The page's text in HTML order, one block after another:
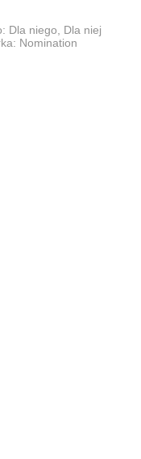
Dla niego, Dla niej
Nomination